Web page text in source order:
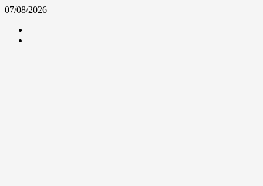
Skip
content
07/08/2026